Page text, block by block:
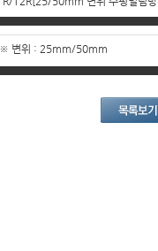
※ 변위 : 25mm/50mm